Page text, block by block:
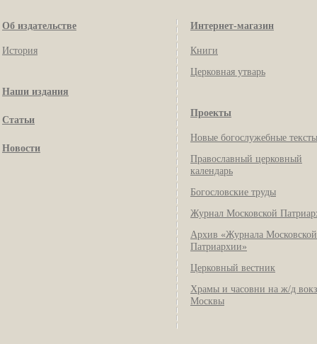
Об издательстве
История
Наши издания
Статьи
Новости
Интернет-магазин
Книги
Церковная утварь
Проекты
Новые богослужебные тексты
Православный церковный
календарь
Богословские труды
Журнал Московской
Архив «Журнала Московской
Патриархии»
Церковный вестник
Храмы и часовни на ж/д
Москвы